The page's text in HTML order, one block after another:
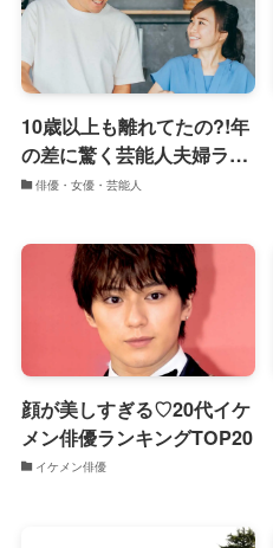
10歳以上も離れてたの?!年
の差に驚く芸能人夫婦ラン
キング
俳優・女優・芸能人
顔が美しすぎる♡20代イケ
メン俳優ランキングTOP20
イケメン俳優